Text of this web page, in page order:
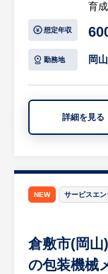
目
安
直
す。
育
担
◎
-
報酬
企
- 評
◎育
- 新
想定年収
勤務地 岡
詳細を見る
NEW サービスエ
倉敷市(岡山
の包装機械